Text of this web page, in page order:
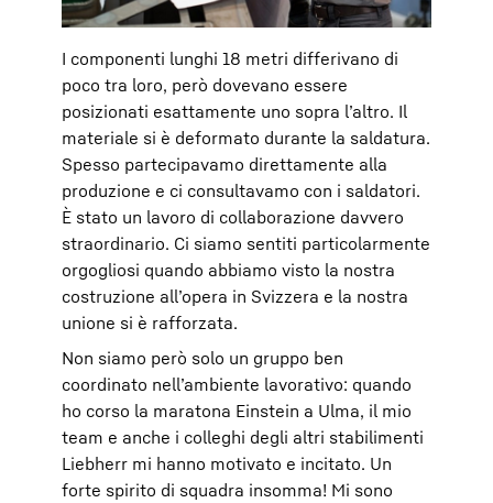
I componenti lunghi 18 metri differivano di
poco tra loro, però dovevano essere
posizionati esattamente uno sopra l’altro. Il
materiale si è deformato durante la saldatura.
Spesso partecipavamo direttamente alla
produzione e ci consultavamo con i saldatori.
È stato un lavoro di collaborazione davvero
straordinario. Ci siamo sentiti particolarmente
orgogliosi quando abbiamo visto la nostra
costruzione all’opera in Svizzera e la nostra
unione si è rafforzata.
Non siamo però solo un gruppo ben
coordinato nell’ambiente lavorativo: quando
ho corso la maratona Einstein a Ulma, il mio
team e anche i colleghi degli altri stabilimenti
Liebherr mi hanno motivato e incitato. Un
forte spirito di squadra insomma! Mi sono